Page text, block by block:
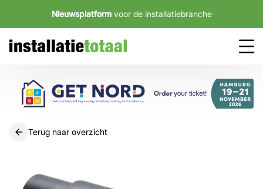
Nieuwsplatform voor de installatiebranche
Terug naar overzicht